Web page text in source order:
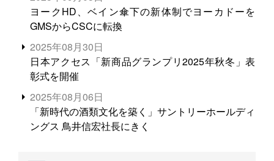
ヨークHD、ベイン傘下の新体制でヨーカドーを
GMSからCSCに転換
2025年08月30日
日本アクセス「新商品グランプリ2025年秋冬」表
彰式を開催
2025年08月06日
「新時代の酒類文化を築く」サントリーホールディ
ングス 鳥井信宏社長にきく